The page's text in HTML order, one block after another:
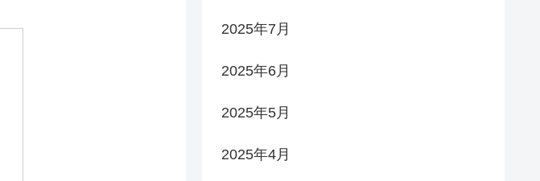
2025年7月
2025年6月
2025年5月
2025年4月